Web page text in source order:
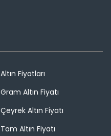
Altın Fiyatları
Gram Altın Fiyatı
Çeyrek Altın Fiyatı
Tam Altın Fiyatı